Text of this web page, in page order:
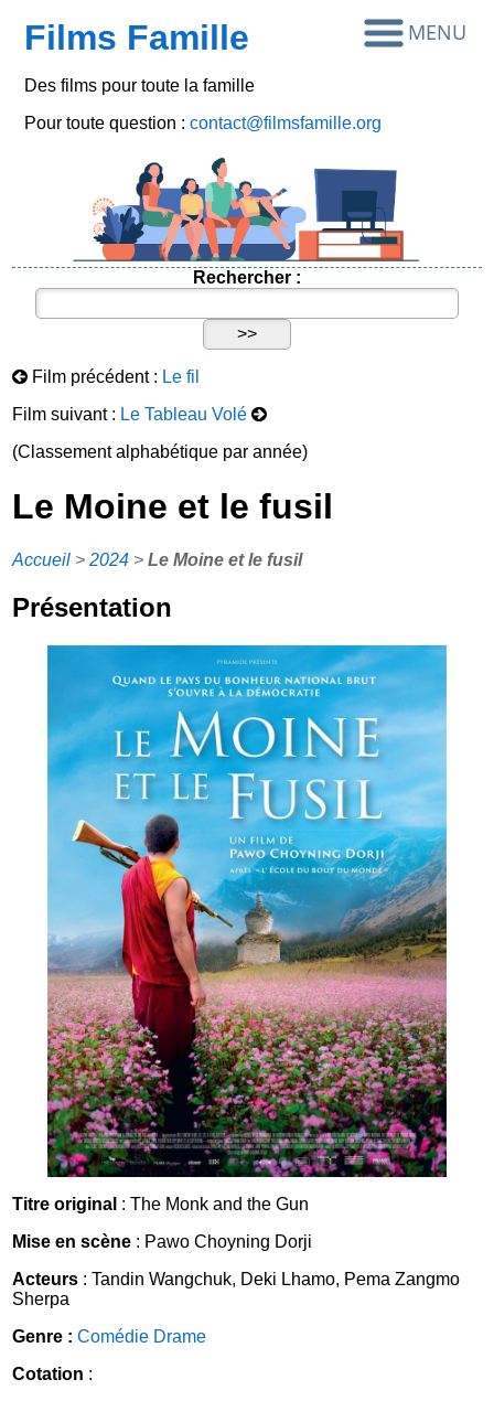
Films Famille
Des films pour toute la famille
Pour toute question :contact@filmsfamille.org
Rechercher :
Film précédent : Le fil
Film suivant : Le Tableau Volé
(Classement alphabétique par année)
Le Moine et le fusil
Accueil >2024 >Le Moine et le fusil
Présentation
Titre original : The Monk and the Gun
Mise en scène : Pawo Choyning Dorji
Acteurs : Tandin Wangchuk, Deki Lhamo, Pema Zangmo
Sherpa
Genre : Comédie Drame
Cotation :